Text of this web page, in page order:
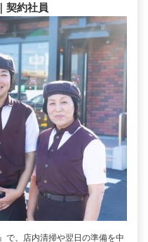
契約社員
で、店内清掃や翌日の準備を中